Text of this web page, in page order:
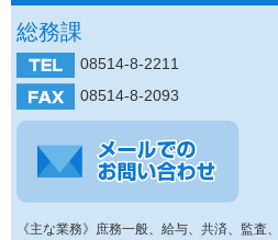
総務課
08514-8-2211
08514-8-2093
《主な業務》庶務一般、給与、共済、監査